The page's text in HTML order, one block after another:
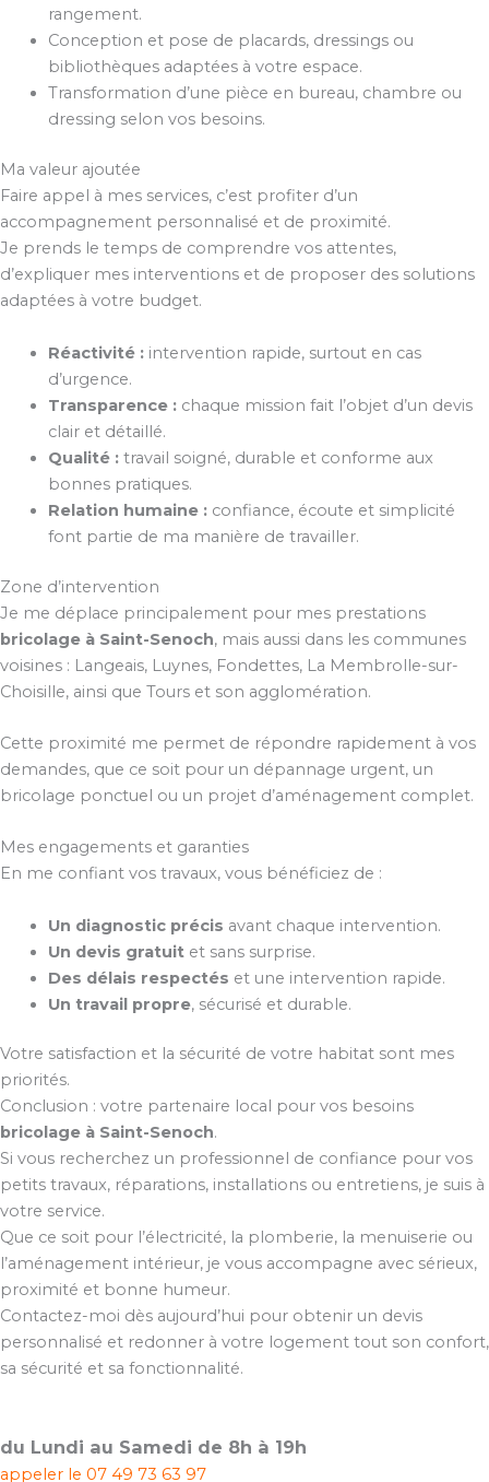
rangement.
Conception et pose de placards, dressings ou
bibliothèques adaptées à votre espace.
Transformation d’une pièce en bureau, chambre ou
dressing selon vos besoins.
Ma valeur ajoutée
Faire appel à mes services, c’est profiter d’un
accompagnement personnalisé et de proximité.
Je prends le temps de comprendre vos attentes,
d’expliquer mes interventions et de proposer des solutions
adaptées à votre budget.
Réactivité :intervention rapide, surtout en cas
d’urgence.
Transparence :chaque mission fait l’objet d’un devis
clair et détaillé.
Qualité :travail soigné, durable et conforme aux
bonnes pratiques.
Relation humaine :confiance, écoute et simplicité
font partie de ma manière de travailler.
Zone d’intervention
Je me déplace principalement pour mes prestations
bricolage à Saint-Senoch, mais aussi dans les communes
voisines : Langeais, Luynes, Fondettes, La Membrolle-sur-
Choisille, ainsi que Tours et son agglomération.
Cette proximité me permet de répondre rapidement à vos
demandes, que ce soit pour un dépannage urgent, un
bricolage ponctuel ou un projet d’aménagement complet.
Mes engagements et garanties
En me confiant vos travaux, vous bénéficiez de :
Un diagnostic précis avant chaque intervention.
Un devis gratuitet sans surprise.
Des délais respectés et une intervention rapide.
Un travail propre, sécurisé et durable.
Votre satisfaction et la sécurité de votre habitat sont mes
priorités.
Conclusion : votre partenaire local pour vos besoins
bricolage à Saint-Senoch.
Si vous recherchez un professionnel de confiance pour vos
petits travaux, réparations, installations ou entretiens, je suis à
votre service.
Que ce soit pour l’électricité, la plomberie, la menuiserie ou
l’aménagement intérieur, je vous accompagne avec sérieux,
proximité et bonne humeur.
Contactez-moi dès aujourd’hui pour obtenir un devis
personnalisé et redonner à votre logement tout son confort,
sa sécurité et sa fonctionnalité.
du Lundi au Samedi de 8h à 19h
appeler le 07 49 73 63 97